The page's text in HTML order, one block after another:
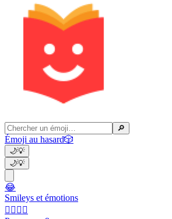
🔎
Émoji au hasard🎲
🌙💡
🌙💡
😂
Smileys et émotions
👩‍❤️‍💋‍👨